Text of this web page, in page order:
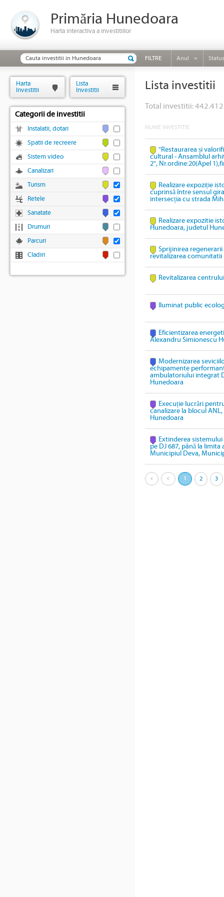
Primăria Hunedoara
Harta interactiva a investitiilor
FILTRE Anul Status
Lista investitii
Total investitii:
NUME INVESTITIE
"Restaurarea și
cultural - Ansamblul
2", Nr.ordine:20(Apel
Realizare expoziție
cuprinsă între sensul
intersecția cu strada
Realizare expozitie
Hunedoara, judetul
Sprijinirea
revitalizarea comunitatii
Revitalizarea
Iluminat public
Eficientizarea
Alexandru Simionescu
Modernizarea
echipamente
ambulatoriului integrat
Hunedoara
Execuție lucrări
canalizare la blocul
Hunedoara
Extinderea
pe DJ 687, până la
Municipiul Deva,
« < 1 2 3
Harta
Investitii
Lista
Investitii
Categorii de investitii
Instalatii, dotari
Spatii de recreere
Sistem video
Canalizari
Turism
Retele
Sanatate
Drumuri
Parcuri
Cladiri